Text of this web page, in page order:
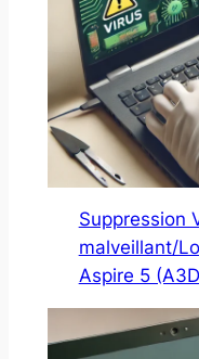
Suppression
malveillant/
Aspire 5